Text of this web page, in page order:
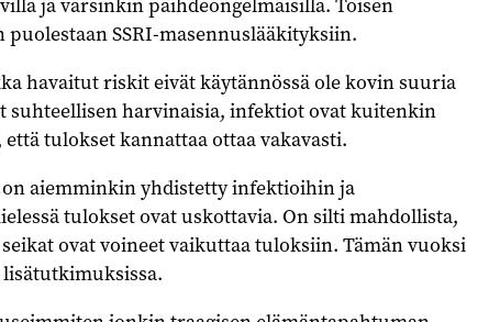
SSRI-masennuslääkityksiin.
havaitut riskit eivät käytännössä ole kovin suuria
suhteellisen harvinaisia, infektiot ovat kuitenkin
tulokset kannattaa ottaa vakavasti.
aiemminkin yhdistetty infektioihin ja
tulokset ovat uskottavia. On silti mahdollista,
ovat voineet vaikuttaa tuloksiin. Tämän vuoksi